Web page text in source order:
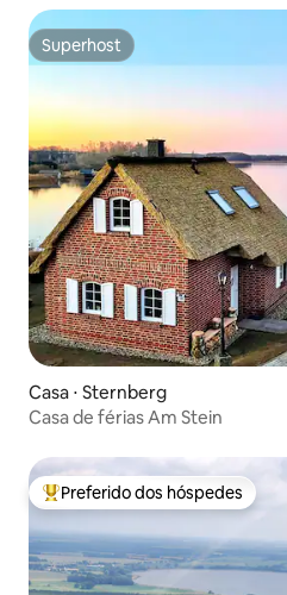
Superhost
Superhost
Casa ⋅ Sternberg
Casa de férias Am Stein
Entre os melhores preferidos
Preferido dos hóspedes